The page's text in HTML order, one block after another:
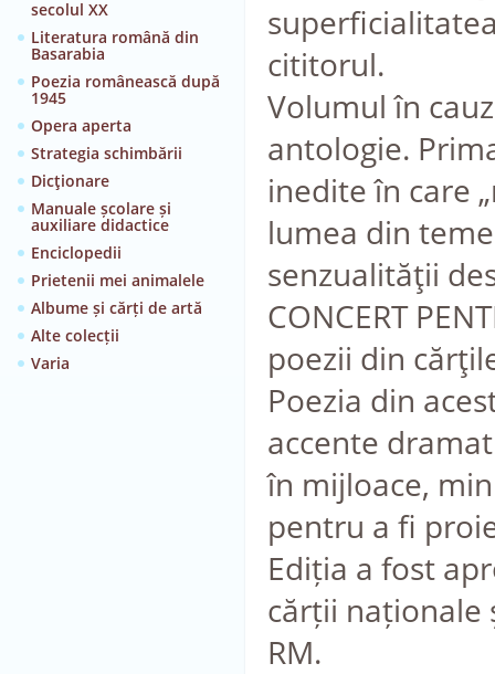
secolul XX
Literatura română din
Basarabia
Poezia românească după
1945
Opera aperta
Strategia schimbării
Dicţionare
Manuale școlare și
auxiliare didactice
Enciclopedii
Prietenii mei animalele
Albume și cărți de artă
Alte colecții
Varia
cititorul.
Volumul în
antologie.
inedite în care
lumea din
senzualităţii
CONCERT
poezii din
Poezia din
accente
în mijloace,
pentru a fi
Ediția a fost
cărții naționale
RM.